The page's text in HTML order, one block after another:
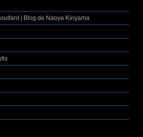
| Blog de Naoya Kiriyama